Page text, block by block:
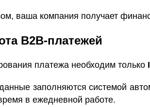
ваша компания получает
B2B-платежей
платежа необходим только
заполняются системой
в ежедневной работе.